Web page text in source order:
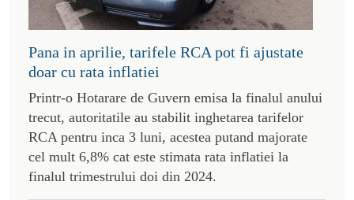
Pana in aprilie, tarifele RCA pot fi ajustate
doar cu rata inflatiei
Printr-o Hotarare de Guvern emisa la finalul anului
trecut, autoritatile au stabilit inghetarea tarifelor
RCA pentru inca 3 luni, acestea putand majorate
cel mult 6,8% cat este stimata rata inflatiei la
finalul trimestrului doi din 2024.